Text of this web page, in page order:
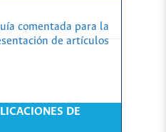
comentada para la
de artículos
DE